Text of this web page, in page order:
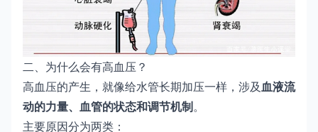
二、为什么会有高血压？
高血压的产生，就像给水管长期加压一样，涉及血液流
动的力量、血管的状态和调节机制。
主要原因分为两类：